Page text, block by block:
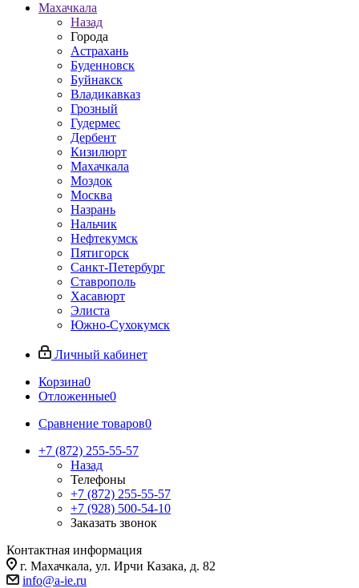
Махачкала
Назад
Города
Астрахань
Буденновск
Буйнакск
Владикавказ
Грозный
Гудермес
Дербент
Кизилюрт
Махачкала
Моздок
Москва
Назрань
Нальчик
Нефтекумск
Пятигорск
Санкт-Петербург
Ставрополь
Хасавюрт
Элиста
Южно-Сухокумск
Личный кабинет
Корзина0
Отложенные0
Сравнение товаров0
+7 (872) 255-55-57
Назад
Телефоны
+7 (872) 255-55-57
+7 (928) 500-54-10
Заказать звонок
Контактная информация
г. Махачкала, ул. Ирчи Казака, д. 82
info@a-ie.ru